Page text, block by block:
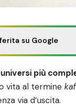
su Google
più
vita al termine
via d’uscita.